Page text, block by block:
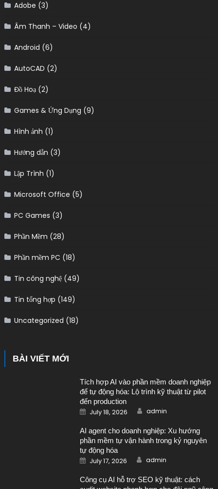
Adobe (3)
Âm Thanh – Video (4)
Android (6)
AutoCAD (2)
Đồ Hoạ(2)
Games & Ứng Dụng (9)
Hình ảnh (1)
Hướng dẫn (3)
Lập Trình (1)
Microsoft Office (5)
PC Games (3)
Phần Mềm (28)
Phần mềm PC (18)
Tin công nghệ(49)
Tin tổng hợp (149)
Uncategorized (18)
BÀI VIẾT MỚI
Tích hợp AI vào phần mềm doanh nghiệp
để tự động hóa: Lộ trình kỹ thuật từ pilot
đến production
Posted on
July 18, 2026 Author
admin
AI agent cho doanh nghiệp: Xu hướng
phần mềm tự vận hành trong kỷ nguyên
tự động hóa
Posted on
July 17, 2026 Author
admin
Công cụ AI hỗ trợ SEO kỹ thuật: cách